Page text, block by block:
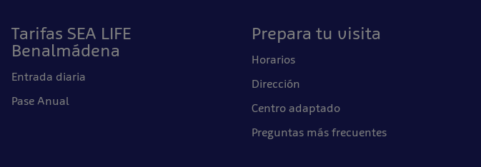
Tarifas SEA LIFE
Benalmádena
Entrada diaria
Pase Anual
Prepara tu visita
Horarios
Dirección
Centro adaptado
Preguntas más frecuentes